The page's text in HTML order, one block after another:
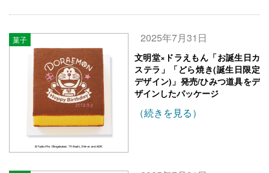
菓子 2025年7月31日
文明堂×ドラえもん「お誕生日カ
ステラ」「どら焼き(誕生日限定
デザイン)」発売/ひみつ道具をデ
ザインしたパッケージ
（続きを見る）